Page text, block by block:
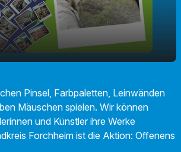
01:20
Pinsel, Farbpaletten, Leinwänden
Mäuschen spielen. Wir können
und Künstler ihre Werke
Forchheim ist die Aktion: Offenens